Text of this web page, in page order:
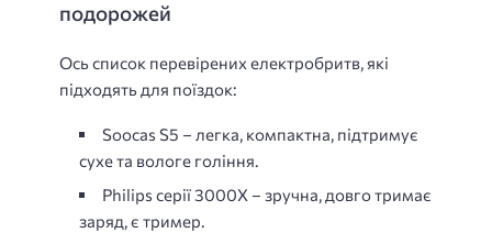
подорожей
Ось список перевірених електробритв, які
підходять для поїздок:
Soocas S5 – легка, компактна, підтримує
сухе та вологе гоління.
Philips серії 3000X – зручна, довго тримає
заряд, є тример.